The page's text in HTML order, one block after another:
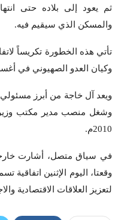
ثم يعود إلى بلاده حتى
والمسكن الذي سيقيم فيه.
تأتي هذه الخطورة تكريساً
وكيان العدو الصهيوني في
ويعد آل خاجة من أبرز مسئولي
وشغل منصب مدير مكتب وزير
2010م.
في سياق متصل، أشارت
وقعتا، اليوم الإثنين اتفاقية
لتعزيز العلاقات الاقتصادية